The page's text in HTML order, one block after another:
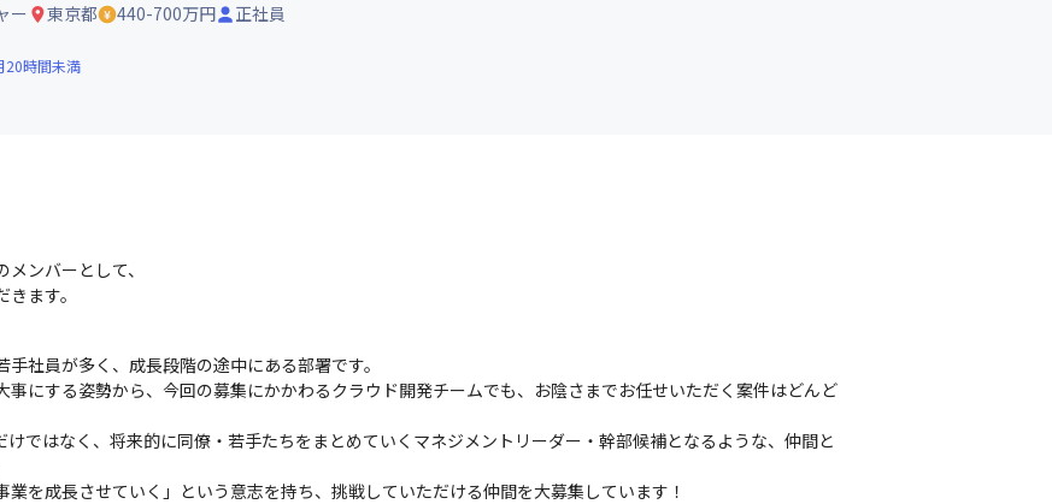
ー 東京都 440-700万円 正社員
20時間未満
ンバーとして、
ます。
社員が多く、成長段階の途中にある部署です。
にする姿勢から、今回の募集にかかわるクラウド開発チームでも、お陰さまでお任せいただく案件はどんど
ではなく、将来的に同僚・若手たちをまとめていくマネジメントリーダー・幹部候補となるような、仲間と
を成長させていく」という意志を持ち、挑戦していただける仲間を大募集しています！